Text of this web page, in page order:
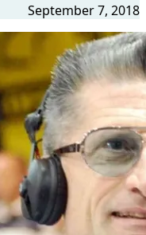
September 7, 2018